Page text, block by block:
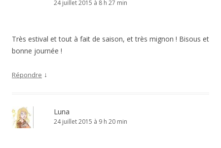
24 juillet 2015 à 8 h 27 min
Très estival et tout à fait de saison, et très mignon ! Bisous et
bonne journée !
Répondre ↓
Luna
24 juillet 2015 à 9 h 20 min